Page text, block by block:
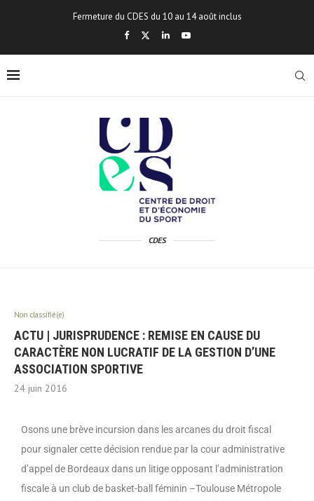
Fermeture du CDES du 10 au 14 août inclus
CDES
Non classifié(e)
ACTU | JURISPRUDENCE : REMISE EN CAUSE DU
CARACTÈRE NON LUCRATIF DE LA GESTION D’UNE
ASSOCIATION SPORTIVE
24 juin 2016
Osons une brève incursion dans les arcanes du droit fiscal
pour signaler cette décision rendue par la cour administrative
d’appel de Bordeaux dans un litige opposant l’administration
fiscale à un club de basket-ball féminin –Toulouse Métropole